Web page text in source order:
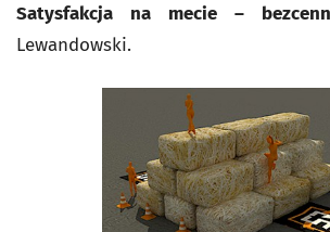
Satysfakcja na mecie –
Lewandowski.